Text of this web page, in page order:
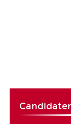
Candidater